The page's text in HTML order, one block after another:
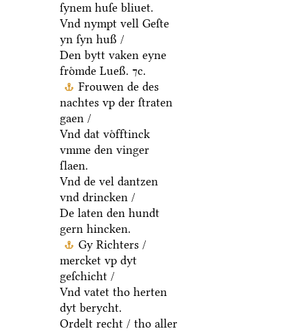
ſynem huſe bliuet.
Vnd nympt vell Geſte
yn ſyn huß /
Den bytt vaken eyne
froͤmde Lueß. ⁊c.
Frouwen de des
nachtes vp der ſtraten
gaen /
Vnd dat voͤfftinck
vmme den vinger
ſlaen.
Vnd de vel dantzen
vnd drincken /
De laten den hundt
gern hincken.
Gy Richters /
mercket vp dyt
geſchicht /
Vnd vatet tho herten
dyt berycht.
Ordelt recht / tho aller